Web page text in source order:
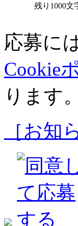
残り1000文
応募に
Cookie
ります。
［お知